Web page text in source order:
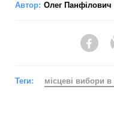
Автор: Олег Панфілович
Теги: місцеві вибори в